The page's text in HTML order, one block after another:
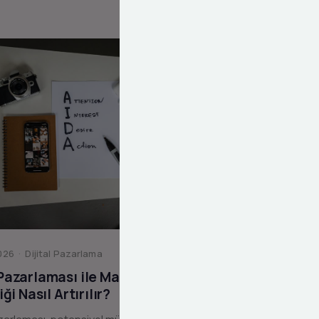
· Dijital Pazarlama
ile Marka
Nasıl Artırılır?